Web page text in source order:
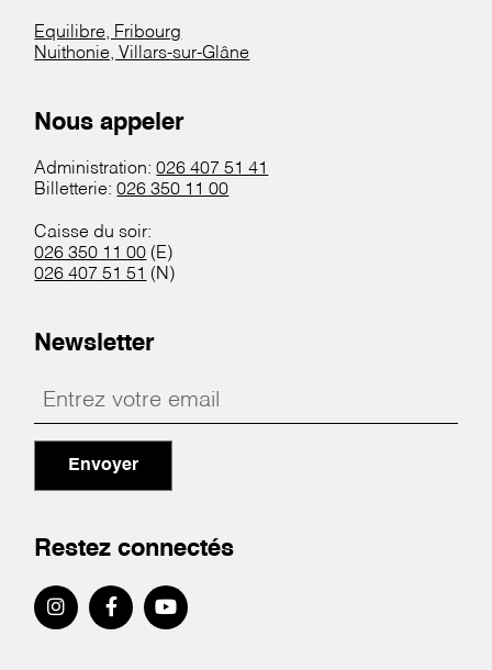
Equilibre, Fribourg
Nuithonie, Villars-sur-Glâne
Nous appeler
Administration:026 407 51 41
Billetterie:026 350 11 00
Caisse du soir:
026 350 11 00 (E)
026 407 51 51 (N)
Newsletter
Envoyer
Restez connectés